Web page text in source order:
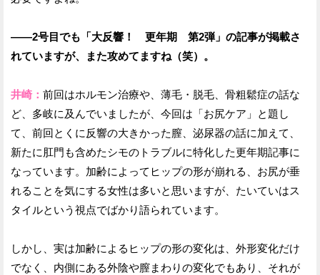
——2号目でも「大反響！ 更年期 第2弾」の記事が掲載さ
れていますが、また攻めてますね（笑）。
井崎： 前回はホルモン治療や、薄毛・脱毛、骨粗鬆症の話な
ど、多岐に及んでいましたが、今回は「お尻ケア」と題し
て、前回とくに反響の大きかった膣、泌尿器の話に加えて、
新たに肛門も含めたシモのトラブルに特化した更年期記事に
なっています。加齢によってヒップの形が崩れる、お尻が垂
れることを気にする女性は多いと思いますが、たいていはス
タイルという視点でばかり語られています。
しかし、実は加齢によるヒップの形の変化は、外形変化だけ
でなく、内側にある外陰や膣まわりの変化でもあり、それが